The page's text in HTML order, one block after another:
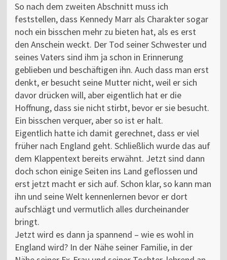
So nach dem zweiten Abschnitt muss ich
feststellen, dass Kennedy Marr als Charakter sogar
noch ein bisschen mehr zu bieten hat, als es erst
den Anschein weckt. Der Tod seiner Schwester und
seines Vaters sind ihm ja schon in Erinnerung
geblieben und beschäftigen ihn. Auch dass man erst
denkt, er besucht seine Mutter nicht, weil er sich
davor drücken will, aber eigentlich hat er die
Hoffnung, dass sie nicht stirbt, bevor er sie besucht.
Ein bisschen verquer, aber so ist er halt.
Eigentlich hatte ich damit gerechnet, dass er viel
früher nach England geht. Schließlich wurde das auf
dem Klappentext bereits erwähnt. Jetzt sind dann
doch schon einige Seiten ins Land geflossen und
erst jetzt macht er sich auf. Schon klar, so kann man
ihn und seine Welt kennenlernen bevor er dort
aufschlägt und vermutlich alles durcheinander
bringt.
Jetzt wird es dann ja spannend – wie es wohl in
England wird? In der Nähe seiner Familie, in der